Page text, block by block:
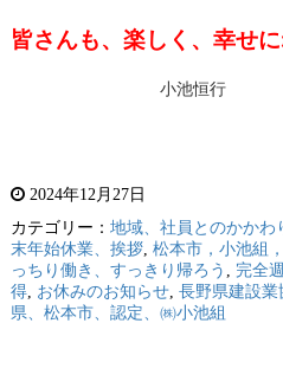
皆さんも、楽しく、幸せに
小池恒行
2024年12月27日
カテゴリー： 地域、社員とのかかわ
末年始休業、挨拶, 松本市，小池組
っちり働き、すっきり帰ろう
完全
得, お休みのお知らせ, 長野県建設業
県、松本市、認定、㈱小池組